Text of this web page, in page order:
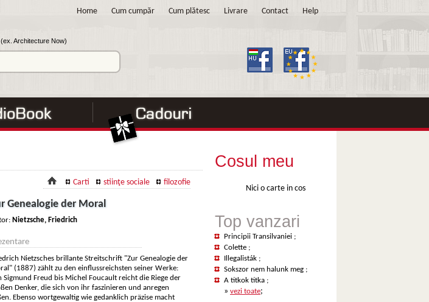
Home Cum cumpăr Cum plătesc Livrare Contact Help
Architecture Now)
Carti stiinţe sociale filozofie
Genealogie der Moral
Nietzsche, Friedrich
Nietzsches brillante Streitschrift "Zur Genealogie der
(1887) zählt zu den einflussreichsten seiner Werke:
Sigmund Freud bis Michel Foucault reicht die Riege der
Denker, die sich von ihr faszinieren und anregen
Ebenso wortgewaltig wie gedanklich präzise macht
Cosul meu
Nici o carte in cos
Top vanzari
Principii Transilvaniei ;
Colette ;
Illegalisták ;
Sokszor nem halunk meg ;
A titkok titka ;
» vezi toate;